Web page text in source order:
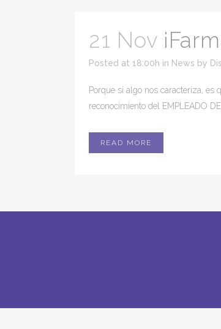
21 Nov
Posted at 18:00h in News by
Porque si algo nos caracteriza, es
reconocimiento del EMPLEADO
READ MORE